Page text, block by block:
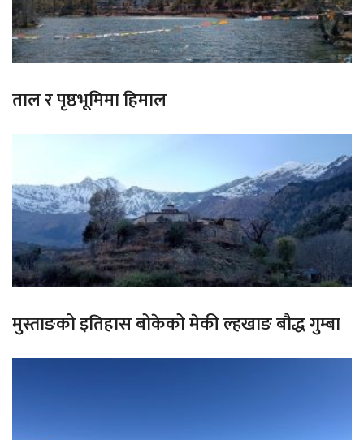
ताल र पृष्ठभूमिमा हिमाल
मुस्ताङको इतिहास बोकेको मेकी ल्हखाङ बौद्ध गुम्बा